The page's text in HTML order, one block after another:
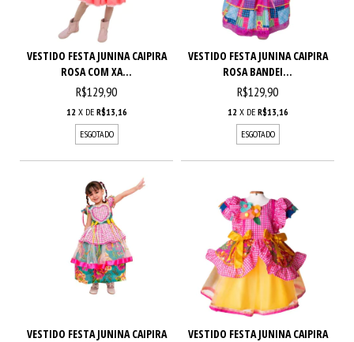
VESTIDO FESTA JUNINA CAIPIRA
ROSA COM XA...
R$129,90
12 X DE R$13,16
ESGOTADO
VESTIDO FESTA JUNINA CAIPIRA
ROSA BANDEI...
R$129,90
12 X DE R$13,16
ESGOTADO
VESTIDO FESTA JUNINA CAIPIRA VESTIDO FESTA JUNINA CAIPIRA